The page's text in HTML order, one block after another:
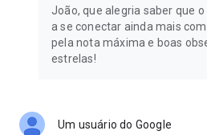
João, que alegria saber que
a se conectar ainda mais
pela nota máxima e boas
estrelas!
Um usuário do Google